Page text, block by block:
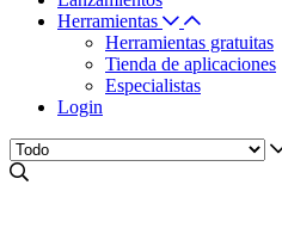
Herramientas
Herramientas gratuitas
Tienda de aplicaciones
Especialistas
Login